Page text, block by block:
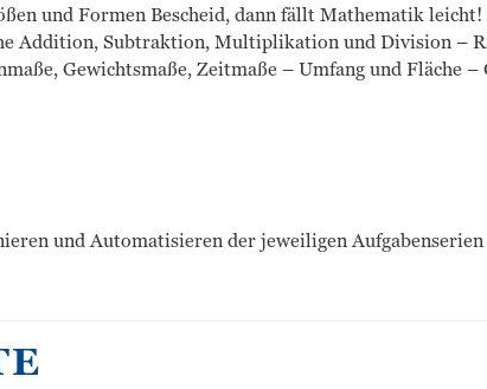
und Formen Bescheid, dann fällt Mathematik
Addition, Subtraktion, Multiplikation und Division –
Gewichtsmaße, Zeitmaße – Umfang und Fläche
und Automatisieren der jeweiligen Aufgabenserien